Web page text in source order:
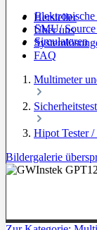
Elektronische
SMU/
Simulatoren
Hersteller
Über uns
FAQ
Multimeter
Hipot Tester /
Bildergalerie